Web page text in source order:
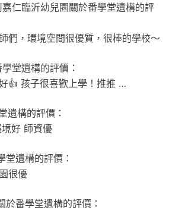
仁臨沂幼兒園關於番學堂遺構的評
們，環境空間很優質，很棒的學校～
堂遺構的評價：
👍 孩子很喜歡上學！推推 …
遺構的評價：
好 師資優
遺構的評價：
很優
番學堂遺構的評價：